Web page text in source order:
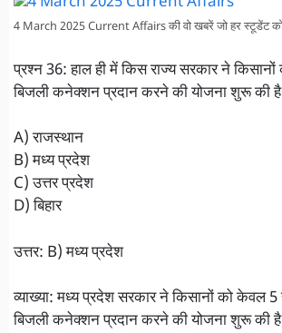
4 March 2025 Current Affairs की वो खबरें जो हर स्टूडेंट को
प्रश्न 36: हाल ही में किस राज्य सरकार ने
बिजली कनेक्शन प्रदान करने की योजना शुरू की
A) राजस्थान
B) मध्य प्रदेश
C) उत्तर प्रदेश
D) बिहार
उत्तर: B) मध्य प्रदेश
व्याख्या: मध्य प्रदेश सरकार ने किसानों को केवल 5
बिजली कनेक्शन प्रदान करने की योजना शुरू की